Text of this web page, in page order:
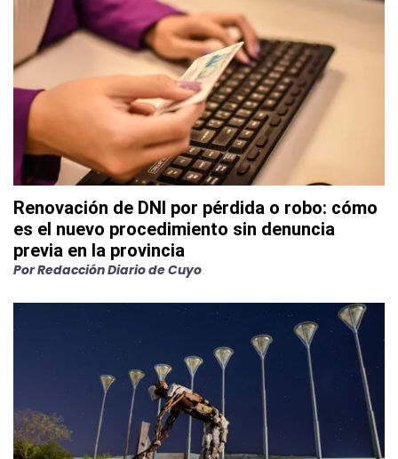
Renovación de DNI por pérdida o robo: cómo
es el nuevo procedimiento sin denuncia
previa en la provincia
PorRedacción Diario de Cuyo